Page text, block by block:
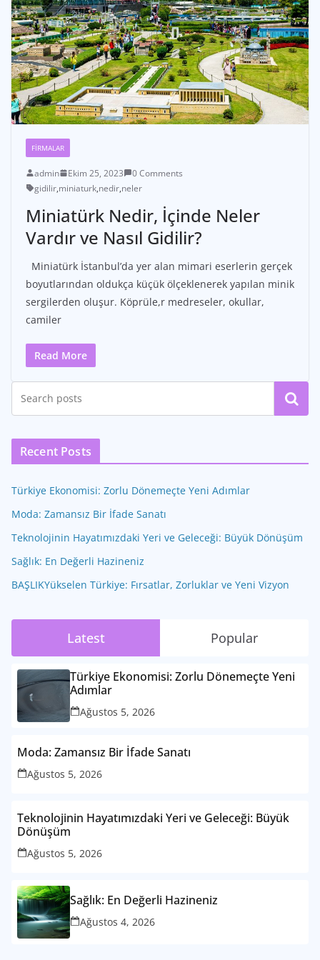
FIRMALAR
admin Ekim 25, 2023
0 Comments
gidilir,miniaturk,nedir,neler
Miniatürk Nedir, İçinde Neler
Vardır ve Nasıl Gidilir?
Miniatürk İstanbul’da yer alan mimari eserlerin gerçek
boyutlarından oldukça küçük ölçeklenerek yapılan minik
sergilerden oluşur. Köprüle,r medreseler, okullar,
camiler
Read More
Ara
Recent Posts
Türkiye Ekonomisi: Zorlu Dönemeçte Yeni Adımlar
Moda: Zamansız Bir İfade Sanatı
Teknolojinin Hayatımızdaki Yeri ve Geleceği: Büyük Dönüşüm
Sağlık: En Değerli Hazineniz
BAŞLIKYükselen Türkiye: Fırsatlar, Zorluklar ve Yeni Vizyon
Latest Popular
Türkiye Ekonomisi: Zorlu Dönemeçte Yeni
Adımlar
Ağustos 5, 2026
Moda: Zamansız Bir İfade Sanatı
Ağustos 5, 2026
Teknolojinin Hayatımızdaki Yeri ve Geleceği: Büyük
Dönüşüm
Ağustos 5, 2026
Sağlık: En Değerli Hazineniz
Ağustos 4, 2026